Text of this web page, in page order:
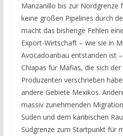
Manzanillo bis zur Nordgrenze
keine großen Pipelines durch
macht das bisherige Fehlen
Export-Wirtschaft – wie sie in
Avocadoanbau entstanden ist
Chiapas für Mafias, die sich
Produzenten verschrieben
andere Gebiete Mexikos.
massiv zunehmenden
Süden und dem karibischen
Südgrenze zum Startpunkt für